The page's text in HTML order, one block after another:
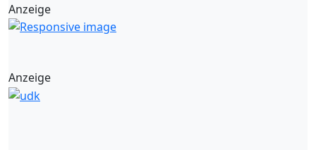
Anzeige
Anzeige